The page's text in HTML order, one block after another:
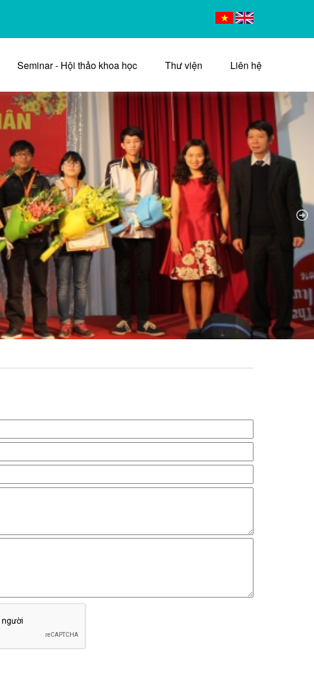
Seminar - Hội thảo khoa học Thư viện Liên hệ